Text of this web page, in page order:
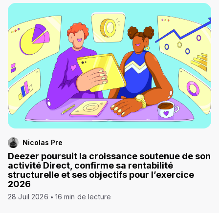
Nicolas Pre
Deezer poursuit la croissance soutenue de son
activité Direct, confirme sa rentabilité
structurelle et ses objectifs pour l’exercice
2026
28 Juil 2026 16 min de lecture